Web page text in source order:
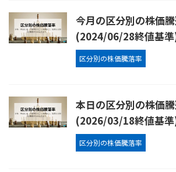
今月の区分別の株価
(2024/06/28終値基
区分別の株価騰落率
本日の区分別の株価
(2026/03/18終値基
区分別の株価騰落率